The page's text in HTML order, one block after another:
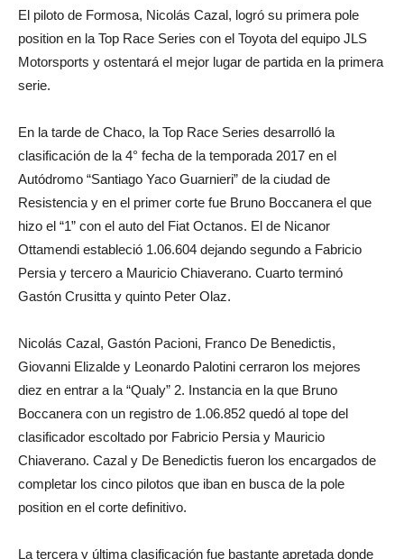
El piloto de Formosa, Nicolás Cazal, logró su primera pole
position en la Top Race Series con el Toyota del equipo JLS
Motorsports y ostentará el mejor lugar de partida en la primera
serie.
En la tarde de Chaco, la Top Race Series desarrolló la
clasificación de la 4° fecha de la temporada 2017 en el
Autódromo “Santiago Yaco Guarnieri” de la ciudad de
Resistencia y en el primer corte fue Bruno Boccanera el que
hizo el “1” con el auto del Fiat Octanos. El de Nicanor
Ottamendi estableció 1.06.604 dejando segundo a Fabricio
Persia y tercero a Mauricio Chiaverano. Cuarto terminó
Gastón Crusitta y quinto Peter Olaz.
Nicolás Cazal, Gastón Pacioni, Franco De Benedictis,
Giovanni Elizalde y Leonardo Palotini cerraron los mejores
diez en entrar a la “Qualy” 2. Instancia en la que Bruno
Boccanera con un registro de 1.06.852 quedó al tope del
clasificador escoltado por Fabricio Persia y Mauricio
Chiaverano. Cazal y De Benedictis fueron los encargados de
completar los cinco pilotos que iban en busca de la pole
position en el corte definitivo.
La tercera y última clasificación fue bastante apretada donde